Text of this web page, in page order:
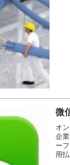
微
オ
企
ー
用